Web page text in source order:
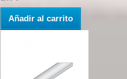
Añadir al carrito